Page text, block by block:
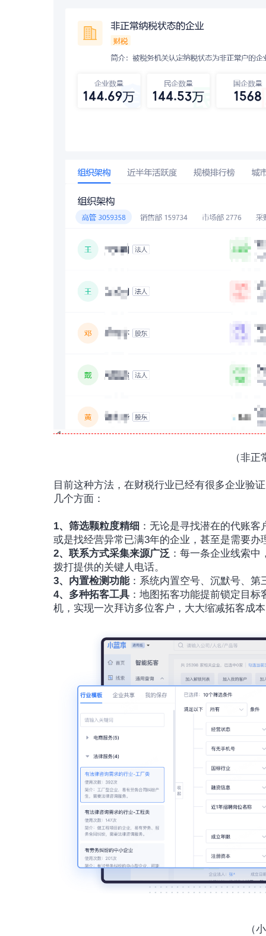
（非
目前这种方法，在财税行业已经有很多企业验
几个方面：
1、筛选颗粒度精细 ：无论是寻找潜在的代账
或是找经营异常已满3年的企业，甚至是需要
2、联系方式采集来源广泛 ：每一条企业线索
拨打提供的关键人电话。
3、内置检测功能：系统内置空号、沉默号、第
4、多种拓客工具 ：地图拓客功能提前锁定目
机，实现一次拜访多位客户，大大缩减拓客成
（